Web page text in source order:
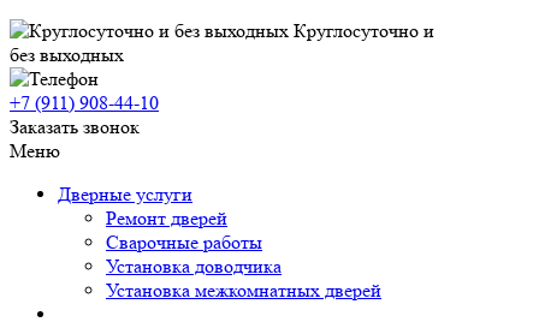
Круглосуточно и
без выходных
+7 (911) 908-44-10
Заказать звонок
Меню
Дверные услуги
Ремонт дверей
Сварочные работы
Установка доводчика
Установка межкомнатных дверей